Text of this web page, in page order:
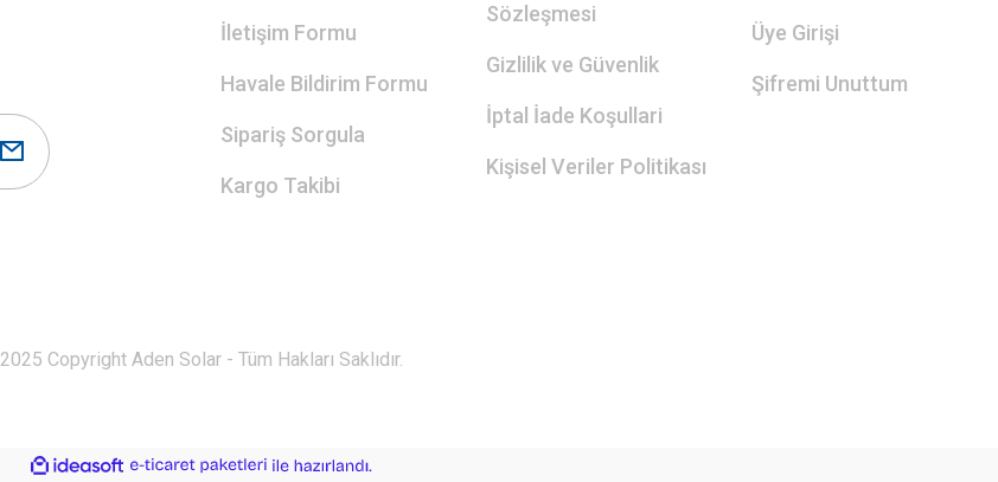
İletişim Formu
Havale Bildirim Formu
Sipariş Sorgula
Kargo Takibi
Sözleşmesi
Gizlilik ve Güvenlik
İptal İade Koşullari
Kişisel Veriler Politikası
Üye Girişi
Şifremi Unuttum
2025 Copyright Aden Solar - Tüm Hakları Saklıdır.
ideasoft
e-